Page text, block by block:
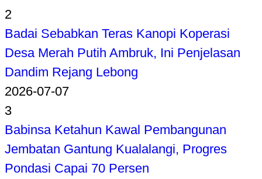
2
Badai Sebabkan Teras Kanopi Koperasi
Desa Merah Putih Ambruk, Ini Penjelasan
Dandim Rejang Lebong
2026-07-07
3
Babinsa Ketahun Kawal Pembangunan
Jembatan Gantung Kualalangi, Progres
Pondasi Capai 70 Persen